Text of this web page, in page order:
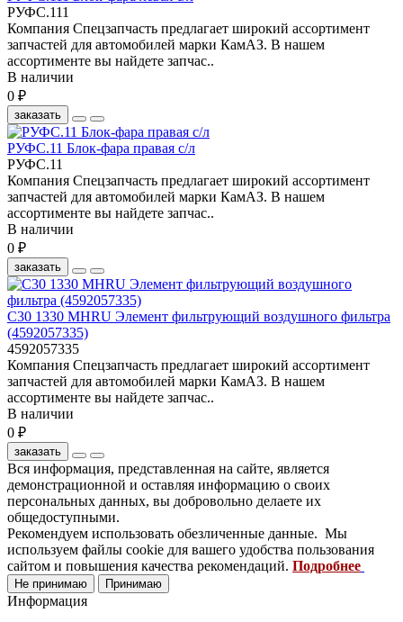
РУФС.111
Компания Спецзапчасть предлагает широкий ассортимент
запчастей для автомобилей марки КамАЗ. В нашем
ассортименте вы найдете запчас..
В наличии
0 ₽
заказать
РУФС.11 Блок-фара правая с/л
РУФС.11
Компания Спецзапчасть предлагает широкий ассортимент
запчастей для автомобилей марки КамАЗ. В нашем
ассортименте вы найдете запчас..
В наличии
0 ₽
заказать
C30 1330 MHRU Элемент фильтрующий воздушного фильтра
(4592057335)
4592057335
Компания Спецзапчасть предлагает широкий ассортимент
запчастей для автомобилей марки КамАЗ. В нашем
ассортименте вы найдете запчас..
В наличии
0 ₽
заказать
Вся информация, представленная на сайте, является
демонстрационной и оставляя информацию о своих
персональных данных, вы добровольно делаете их
общедоступными.
Рекомендуем использовать обезличенные данные. Мы
используем файлы cookie для вашего удобства пользования
сайтом и повышения качества рекомендаций. Подробнее
Не принимаю Принимаю
Информация